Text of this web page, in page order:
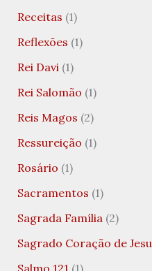
Receitas (1)
Reflexões (1)
Rei Davi(1)
Rei Salomão (1)
Reis Magos (2)
Ressureição (1)
Rosário (1)
Sacramentos (1)
Sagrada Família(2)
Sagrado Coração de